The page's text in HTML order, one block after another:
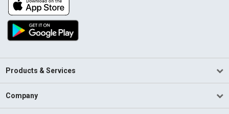
Products & Services
Company